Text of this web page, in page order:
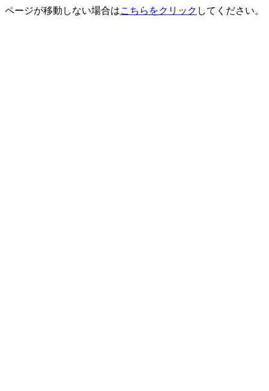
ページが移動しない場合はこちらをクリック してください。